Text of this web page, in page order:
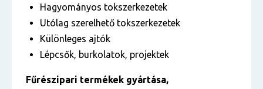
Hagyományos tokszerkezetek
Utólag szerelhető tokszerkezetek
Különleges ajtók
Lépcsők, burkolatok, projektek
Fűrészipari termékek gyártása,